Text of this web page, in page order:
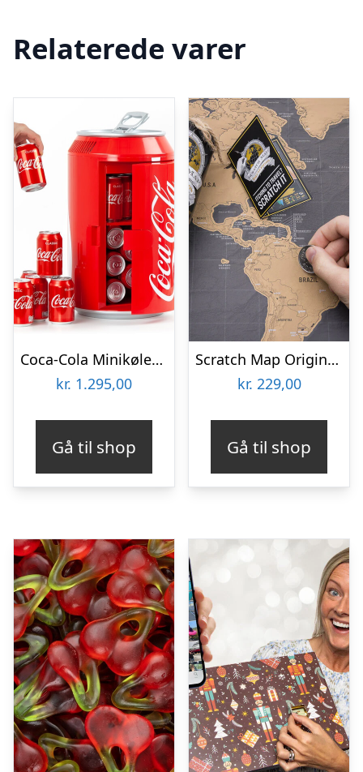
Relaterede varer
Coca-Cola Minikøleskab
kr. 1.295,00
Gå til shop
Scratch Map Original Deluxe
kr. 229,00
Gå til shop